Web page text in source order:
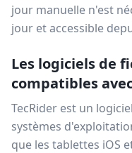
jour manuelle n'est
jour et accessible
Les logiciels de
compatibles
TecRider est un
systèmes
que les tablettes iOS